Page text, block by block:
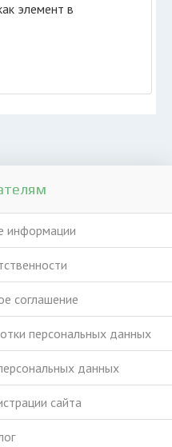
элемент в
информации
соглашение
персональных данных
данных
сайта